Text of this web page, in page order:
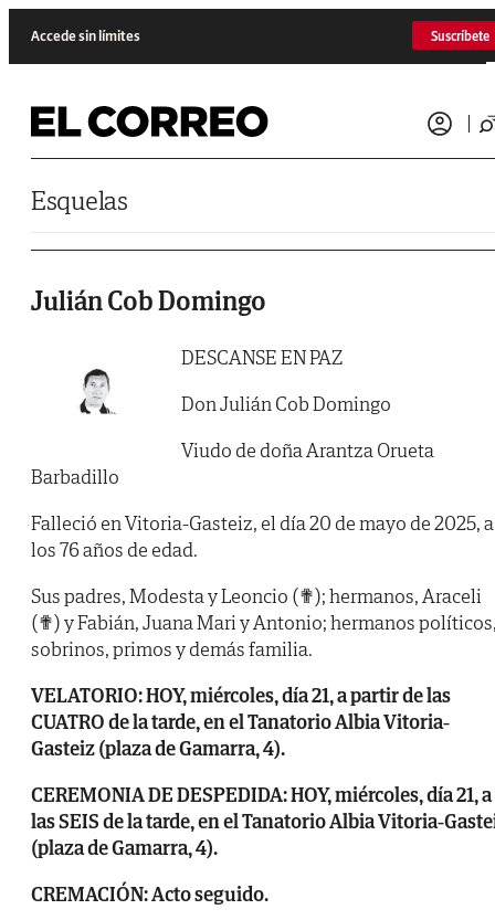
Accede sin límites Suscríbete
Esquelas
Julián Cob Domingo
DESCANSE EN PAZ
Don Julián Cob Domingo
Viudo de doña Arantza Orueta
Barbadillo
Falleció en Vitoria-Gasteiz, el día 20 de mayo de 2025, a
los 76 años de edad.
Sus padres, Modesta y Leoncio (✟); hermanos, Araceli
(✟) y Fabián, Juana Mari y Antonio; hermanos
sobrinos, primos y demás familia.
VELATORIO: HOY, miércoles, día 21, a partir de las
CUATRO de la tarde, en el Tanatorio Albia Vitoria-
Gasteiz (plaza de Gamarra, 4).
CEREMONIA DE DESPEDIDA: HOY, miércoles, día 21, a
las SEIS de la tarde, en el Tanatorio Albia Vitoria-
(plaza de Gamarra, 4).
CREMACIÓN: Acto seguido.